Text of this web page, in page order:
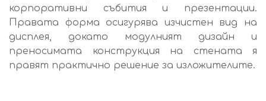
корпоративни събития и презентации.
Правата форма осигурява изчистен вид на
дисплея, докато модулният дизайн и
преносимата конструкция на стената я
правят практично решение за изложителите.